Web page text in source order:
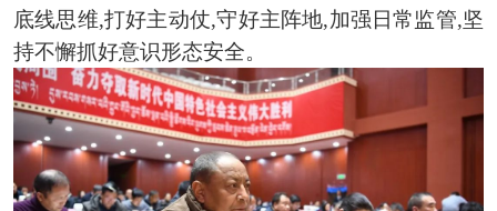
底线思维,打好主动仗,守好主阵地,加强日常监管,坚
持不懈抓好意识形态安全。